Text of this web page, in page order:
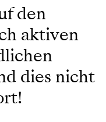
den
aktiven
dies nicht